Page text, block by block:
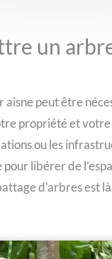
un
peut être
propriété et
ou les
libérer de
d’arbres est